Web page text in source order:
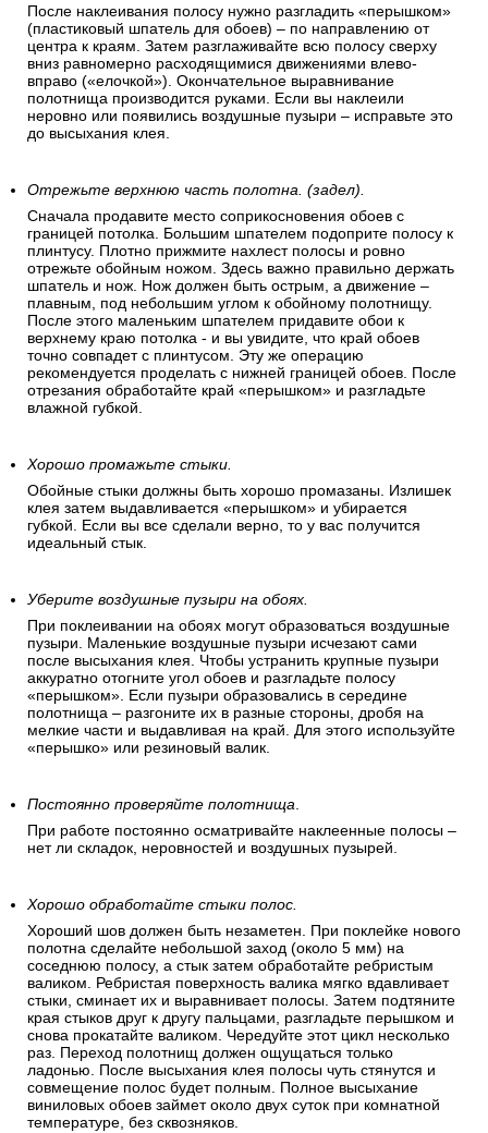
После наклеивания полосу нужно разгладить «перышком»
(пластиковый шпатель для обоев) – по направлению от
центра к краям. Затем разглаживайте всю полосу сверху
вниз равномерно расходящимися движениями влево-
вправо («елочкой»). Окончательное выравнивание
полотнища производится руками. Если вы наклеили
неровно или появились воздушные пузыри – исправьте это
до высыхания клея.
Отрежьте верхнюю часть полотна. (задел).
Сначала продавите место соприкосновения обоев с
границей потолка. Большим шпателем подоприте полосу к
плинтусу. Плотно прижмите нахлест полосы и ровно
отрежьте обойным ножом. Здесь важно правильно держать
шпатель и нож. Нож должен быть острым, а движение –
плавным, под небольшим углом к обойному полотнищу.
После этого маленьким шпателем придавите обои к
верхнему краю потолка - и вы увидите, что край обоев
точно совпадет с плинтусом. Эту же операцию
рекомендуется проделать с нижней границей обоев. После
отрезания обработайте край «перышком» и разгладьте
влажной губкой.
Хорошо промажьте стыки.
Обойные стыки должны быть хорошо промазаны. Излишек
клея затем выдавливается «перышком» и убирается
губкой. Если вы все сделали верно, то у вас получится
идеальный стык.
Уберите воздушные пузыри на обоях.
При поклеивании на обоях могут образоваться воздушные
пузыри. Маленькие воздушные пузыри исчезают сами
после высыхания клея. Чтобы устранить крупные пузыри
аккуратно отогните угол обоев и разгладьте полосу
«перышком». Если пузыри образовались в середине
полотнища – разгоните их в разные стороны, дробя на
мелкие части и выдавливая на край. Для этого используйте
«перышко» или резиновый валик.
Постоянно проверяйте полотнища.
При работе постоянно осматривайте наклеенные полосы –
нет ли складок, неровностей и воздушных пузырей.
Хорошо обработайте стыки полос.
Хороший шов должен быть незаметен. При поклейке нового
полотна сделайте небольшой заход (около 5 мм) на
соседнюю полосу, а стык затем обработайте ребристым
валиком. Ребристая поверхность валика мягко вдавливает
стыки, сминает их и выравнивает полосы. Затем подтяните
края стыков друг к другу пальцами, разгладьте перышком и
снова прокатайте валиком. Чередуйте этот цикл несколько
раз. Переход полотнищ должен ощущаться только
ладонью. После высыхания клея полосы чуть стянутся и
совмещение полос будет полным. Полное высыхание
виниловых обоев займет около двух суток при комнатной
температуре, без сквозняков.